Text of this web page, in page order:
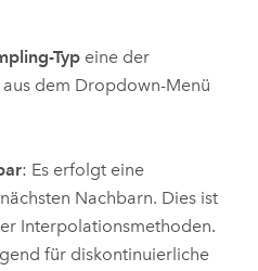
Typeine der
dem Dropdown-Menü
: Es erfolgt eine
Nachbarn. Dies ist
Interpolationsmethoden.
für diskontinuierliche